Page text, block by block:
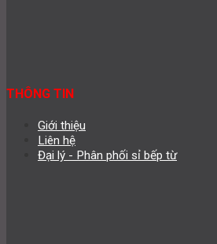
THÔNG TIN
Giới thiệu
Liên hệ
Đại lý - Phân phối sỉ bếp từ